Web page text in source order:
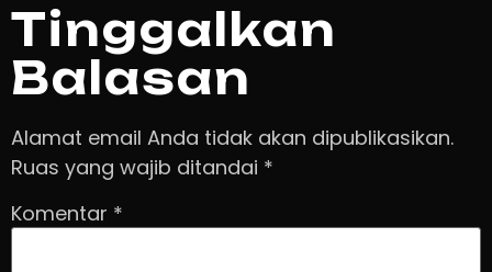
Tinggalkan
Balasan
Alamat email Anda tidak akan dipublikasikan.
Ruas yang wajib ditandai *
Komentar *